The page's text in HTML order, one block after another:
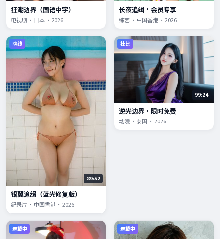
狂潮边界（国语中字）
电视剧 · 日本 · 2026
长夜追缉·会员专享
综艺 · 中国香港 · 2026
院线
89:52
银翼追缉（蓝光修复版）
纪录片 · 中国香港 · 2026
杜比
99:24
逆光边界·限时免费
动漫 · 泰国 · 2026
连载中 连载中